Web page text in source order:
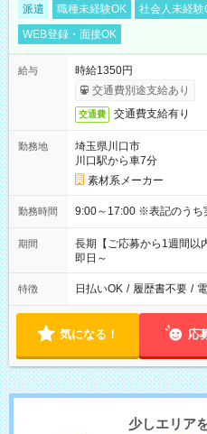
派遣 職種未経験OK 社会人未経験
WEB登録・面接OK
給与
時給1350円
交通費別途支給あり
交通費 交通費支給有り
勤務地
埼玉県川口市
川口駅から車7分
素材系メーカー
勤務時間 9:00～17:00 ※表記
期間
長期【ご応募から1週間以
即日～
特徴 日払いOK / 履歴書不要 /
気になる！ 応
少しエリア